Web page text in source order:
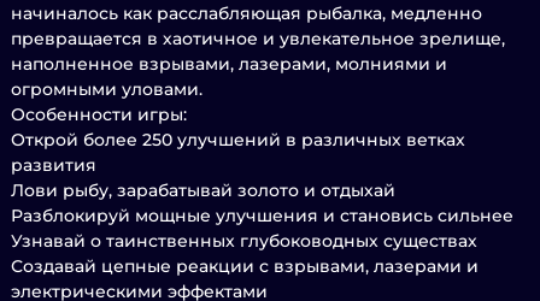
начиналось как расслабляющая рыбалка, медленно
превращается в хаотичное и увлекательное зрелище,
наполненное взрывами, лазерами, молниями и
огромными уловами.
Особенности игры:
Открой более 250 улучшений в различных ветках
развития
Лови рыбу, зарабатывай золото и отдыхай
Разблокируй мощные улучшения и становись сильнее
Узнавай о таинственных глубоководных существах
Создавай цепные реакции с взрывами, лазерами и
электрическими эффектами